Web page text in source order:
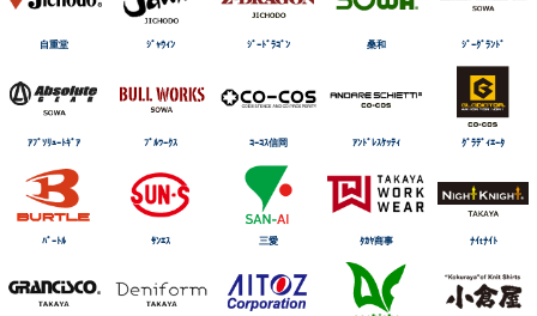
自重堂 ｼﾞｬｳｨﾝ ｼﾞｰﾄﾞﾗｺﾞﾝ 桑和 ｼﾞｰｸﾞﾗﾝﾄﾞ
ｱﾌﾞｿﾘｭｰﾄｷﾞｱ ﾌﾞﾙﾜｰｸｽ ｺｰｺｽ信岡 ｱﾝﾄﾞﾚｽｹｯﾃｨ ｸﾞﾗﾃﾞｨｴｰﾀ
ﾊﾞｰﾄﾙ ｻﾝｴｽ 三愛 ﾀｶﾔ商事 ﾅｲtﾅｲﾄ